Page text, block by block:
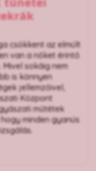
csökkent az elmúlt
van a nőket érintő
sokáig nem
is könnyen
jellemzőivel,
Központ
műtétek
minden gyanús